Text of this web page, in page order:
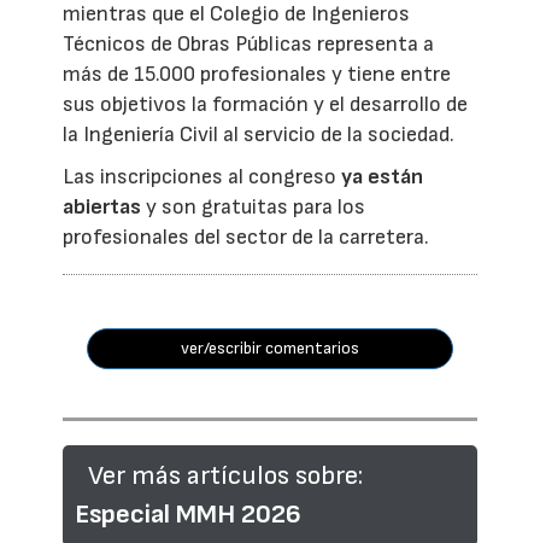
mientras que el Colegio de Ingenieros
Técnicos de Obras Públicas representa a
más de 15.000 profesionales y tiene entre
sus objetivos la formación y el desarrollo de
la Ingeniería Civil al servicio de la sociedad.
Las inscripciones al congresoya están
abiertas y son gratuitas para los
profesionales del sector de la carretera.
ver/escribir comentarios
Ver más artículos sobre:
Especial MMH 2026